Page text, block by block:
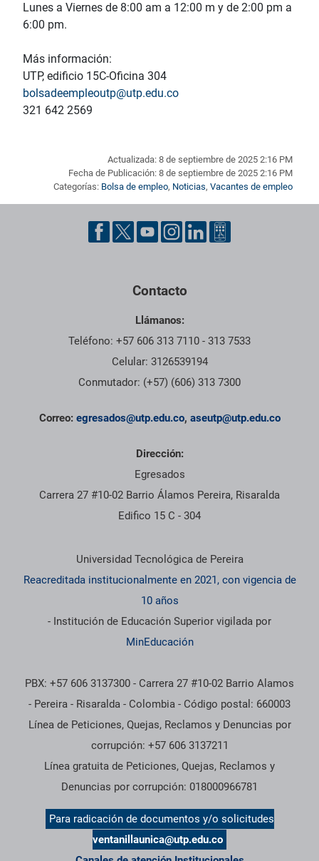
Lunes a Viernes de 8:00 am a 12:00 m y de 2:00 pm a
6:00 pm.
Más información:
UTP, edificio 15C-Oficina 304
bolsadeempleoutp@utp.edu.co
321 642 2569
Actualizada: 8 de septiembre de 2025 2:16 PM
Fecha de Publicación: 8 de septiembre de 2025 2:16 PM
Categorías: Bolsa de empleo, Noticias, Vacantes de empleo
Pie de página con información de contacto, redes sociales y
Contacto
Llámanos:
Teléfono: +57 606 313 7110 - 313 7533
Celular: 3126539194
Conmutador: (+57) (606) 313 7300
Correo: egresados@utp.edu.co, aseutp@utp.edu.co
Dirección:
Egresados
Carrera 27 #10-02 Barrio Álamos Pereira, Risaralda
Edifico 15 C - 304
Información institucional
Universidad Tecnológica de Pereira
Reacreditada institucionalmente en 2021, con vigencia de
10 años
- Institución de Educación Superior vigilada por
MinEducación
PBX: +57 606 3137300 - Carrera 27 #10-02 Barrio Alamos
- Pereira - Risaralda - Colombia - Código postal: 660003
Línea de Peticiones, Quejas, Reclamos y Denuncias por
corrupción: +57 606 3137211
Línea gratuita de Peticiones, Quejas, Reclamos y
Denuncias por corrupción: 018000966781
Para radicación de documentos y/o solicitudes
ventanillaunica@utp.edu.co